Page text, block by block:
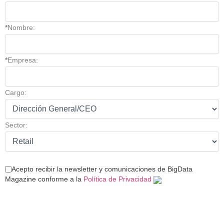
*Nombre:
*Empresa:
Cargo:
Sector:
Acepto recibir la newsletter y comunicaciones de BigData
Magazine conforme a la Política de Privacidad